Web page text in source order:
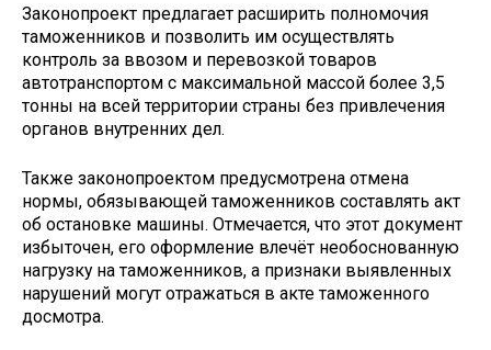
Законопроект предлагает расширить полномочия
таможенников и позволить им осуществлять
контроль за ввозом и перевозкой товаров
автотранспортом с максимальной массой более 3,5
тонны на всей территории страны без привлечения
органов внутренних дел.
Также законопроектом предусмотрена отмена
нормы, обязывающей таможенников составлять акт
об остановке машины. Отмечается, что этот документ
избыточен, его оформление влечёт необоснованную
нагрузку на таможенников, а признаки выявленных
нарушений могут отражаться в акте таможенного
досмотра.